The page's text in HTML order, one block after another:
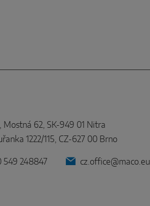
Mostná 62, SK-949 01 Nitra
1222/115, CZ-627 00 Brno
549 248847 cz.office@maco.eu